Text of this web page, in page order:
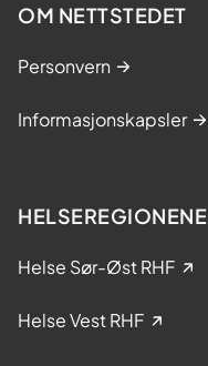
OM NETTSTEDET
Personvern
Informasjonskapsler
HELSEREGIONENE
Helse Sør-Øst RHF
Helse Vest RHF